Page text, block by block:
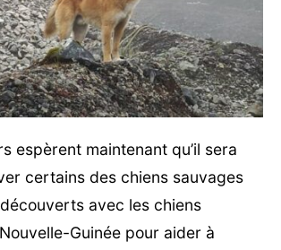
espèrent maintenant qu’il sera
certains des chiens sauvages
avec les chiens
Guinée pour aider à